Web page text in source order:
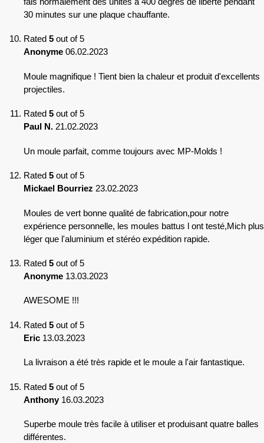
30 minutes sur une plaque chauffante.
Rated 5 out of 5
Anonyme 06.02.2023
Moule magnifique ! Tient bien la chaleur et produit d'excellents
projectiles.
Rated 5 out of 5
Paul N. 21.02.2023
Un moule parfait, comme toujours avec MP-Molds !
Rated 5 out of 5
Mickael Bourriez 23.02.2023
Moules de vert bonne qualité de fabrication,pour notre
expérience personnelle, les moules battus l ont testé,Mich plus
léger que l'aluminium et stéréo expédition rapide.
Rated 5 out of 5
Anonyme 13.03.2023
AWESOME !!!
Rated 5 out of 5
Eric 13.03.2023
La livraison a été très rapide et le moule a l'air fantastique.
Rated 5 out of 5
Anthony 16.03.2023
Superbe moule très facile à utiliser et produisant quatre balles
différentes.